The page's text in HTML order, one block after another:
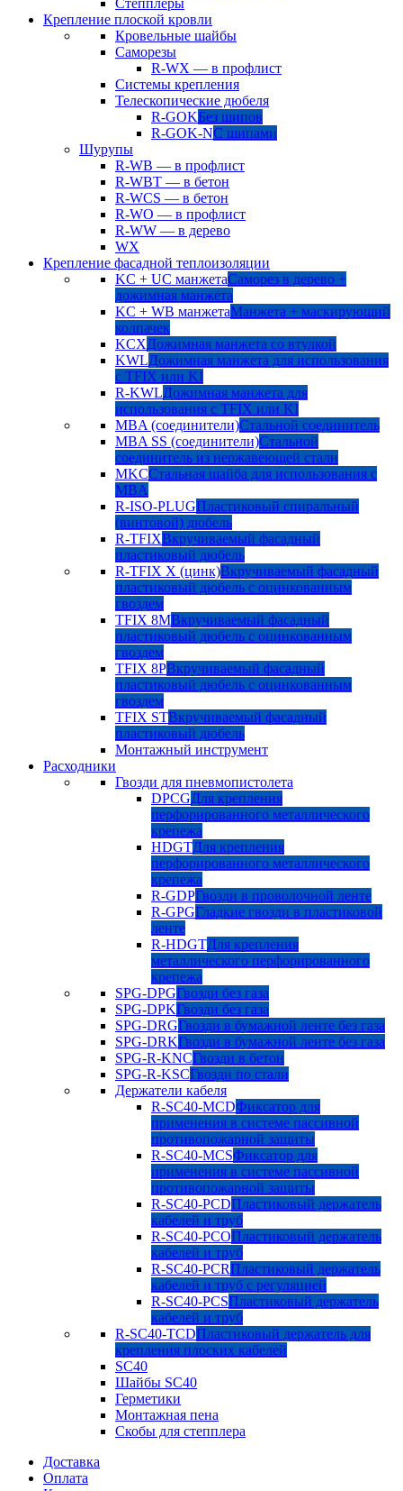
Степплеры
Крепление плоской кровли
Кровельные шайбы
Саморезы
R-WX — в профлист
Системы крепления
Телескопические дюбеля
R-GOKБез шипов
R-GOK-NС шипами
Шурупы
R-WB — в профлист
R-WBT — в бетон
R-WCS — в бетон
R-WO — в профлист
R-WW — в дерево
WX
Крепление фасадной теплоизоляции
KC + UC манжетаСаморез в дерево +
дожимная манжета
KC + WB манжетаМанжета + маскирующий
колпачек
KCXДожимная манжета со втулкой
KWLДожимная манжета для использования
с TFIX или KI
R-KWLДожимная манжета для
использования с TFIX или KI
MBA (соединители)Стальной соединитель
MBA SS (соединители)Стальной
соединитель из нержавеющей стали
MKCСтальная шайба для использования с
MBA
R-ISO-PLUGПластиковый спиральный
(винтовой) дюбель
R-TFIXВкручиваемый фасадный
пластиковый дюбель
R-TFIX X (цинк)Вкручиваемый фасадный
пластиковый дюбель с оцинкованным
гвоздем
TFIX 8MВкручиваемый фасадный
пластиковый дюбель с оцинкованным
гвоздем
TFIX 8PВкручиваемый фасадный
пластиковый дюбель с оцинкованным
гвоздем
TFIX STВкручиваемый фасадный
пластиковый дюбель
Монтажный инструмент
Расходники
Гвозди для пневмопистолета
DPCGДля крепления
перфорированного металлического
крепежа
HDGTДля крепления
перфорированного металлического
крепежа
R-GDPГвозди в проволочной ленте
R-GPGГладкие гвозди в пластиковой
ленте
R-HDGTДля крепления
металлического перфорированного
крепежа
SPG-DPGГвозди без газа
SPG-DPKГвозди без газа
SPG-DRGГвозди в бумажной ленте без газа
SPG-DRKГвозди в бумажной ленте без газа
SPG-R-KNCГвозди в бетон
SPG-R-KSCГвозди по стали
Держатели кабеля
R-SC40-MCDФиксатор для
применения в системе пассивной
противопожарной защиты
R-SC40-MCSФиксатор для
применения в системе пассивной
противопожарной защиты
R-SC40-PCDПластиковый держатель
кабелей и труб
R-SC40-PCOПластиковый держатель
кабелей и труб
R-SC40-PCRПластиковый держатель
кабелей и труб с регуляцией
R-SC40-PCSПластиковый держатель
кабелей и труб
R-SC40-TCDПластиковый держатель для
крепления плоских кабелей
SC40
Шайбы SC40
Герметики
Монтажная пена
Скобы для степплера
Доставка
Оплата